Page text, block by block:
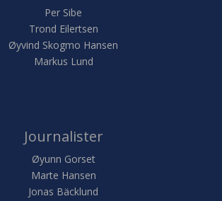
Per Sibe
Trond Eilertsen
Øyvind Skogmo Hansen
Markus Lund
Journalister
Øyunn Gorset
Marte Hansen
Jonas Bäcklund